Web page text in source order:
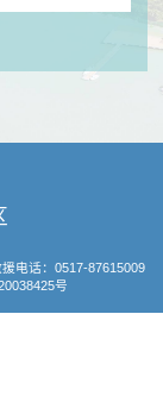
话：0517-87615009
号